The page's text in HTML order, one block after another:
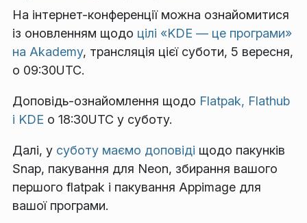
На інтернет-конференції можна ознайомитися
із оновленням щодо цілі «KDE — це програми»
на Akademy, трансляція цієї суботи, 5 вересня,
о 09:30UTC.
Доповідь-ознайомлення щодо Flatpak, Flathub
і KDE о 18:30UTC у суботу.
Далі, у суботу маємо доповіді щодо пакунків
Snap, пакування для Neon, збирання вашого
першого flatpak і пакування Appimage для
вашої програми.